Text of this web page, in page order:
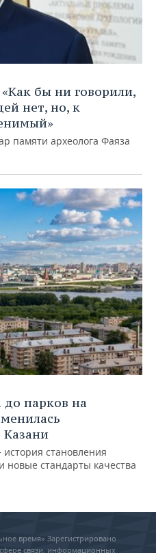
бы ни говорили,
нет, но, к
памяти археолога Фаяза
до парков на
Казани
становления
новые стандарты качества
время» Зарегистрировано
связи, информационных